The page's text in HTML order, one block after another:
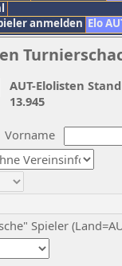
anmelden Elo
Vorname
Spieler
AUT-Elolisten
13.945